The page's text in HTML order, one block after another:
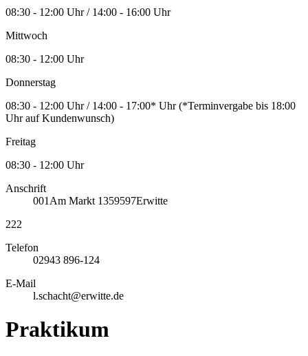
08:30 - 12:00 Uhr / 14:00 - 16:00 Uhr
Mittwoch
08:30 - 12:00 Uhr
Donnerstag
08:30 - 12:00 Uhr / 14:00 - 17:00* Uhr (*Terminvergabe bis 18:00
Uhr auf Kundenwunsch)
Freitag
08:30 - 12:00 Uhr
Anschrift
001 Am Markt 1359597Erwitte
222
Telefon
02943 896-124
E-Mail
l.schacht@erwitte.de
Praktikum